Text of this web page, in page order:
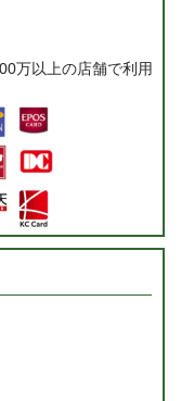
万以上の店舗で利用